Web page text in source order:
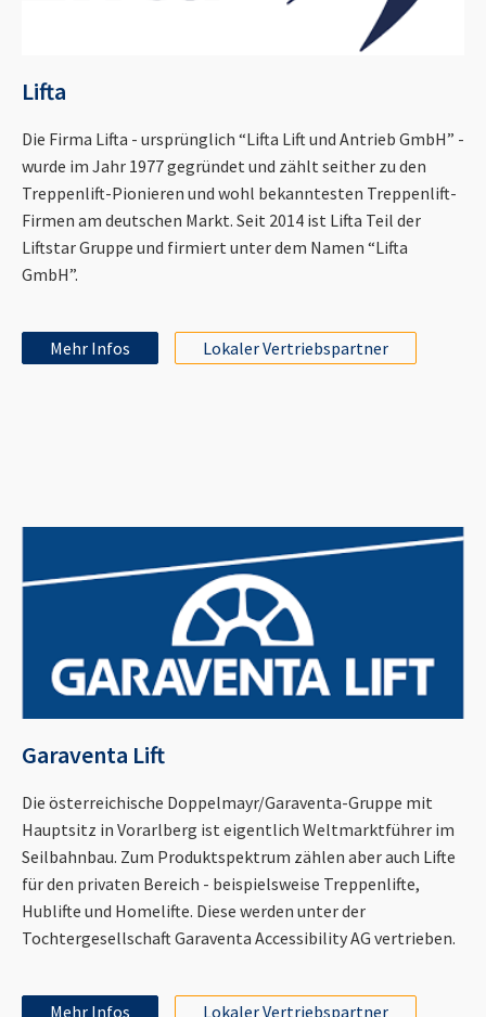
Lifta
Die Firma Lifta - ursprünglich “Lifta Lift und Antrieb GmbH” -
wurde im Jahr 1977 gegründet und zählt seither zu den
Treppenlift-Pionieren und wohl bekanntesten Treppenlift-
Firmen am deutschen Markt. Seit 2014 ist Lifta Teil der
Liftstar Gruppe und firmiert unter dem Namen “Lifta
GmbH”.
Mehr Infos Lokaler Vertriebspartner
Garaventa Lift
Die österreichische Doppelmayr/Garaventa-Gruppe mit
Hauptsitz in Vorarlberg ist eigentlich Weltmarktführer im
Seilbahnbau. Zum Produktspektrum zählen aber auch Lifte
für den privaten Bereich - beispielsweise Treppenlifte,
Hublifte und Homelifte. Diese werden unter der
Tochtergesellschaft Garaventa Accessibility AG vertrieben.
Mehr Infos Lokaler Vertriebspartner